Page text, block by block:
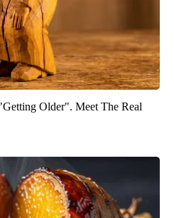
Older". Meet The Real